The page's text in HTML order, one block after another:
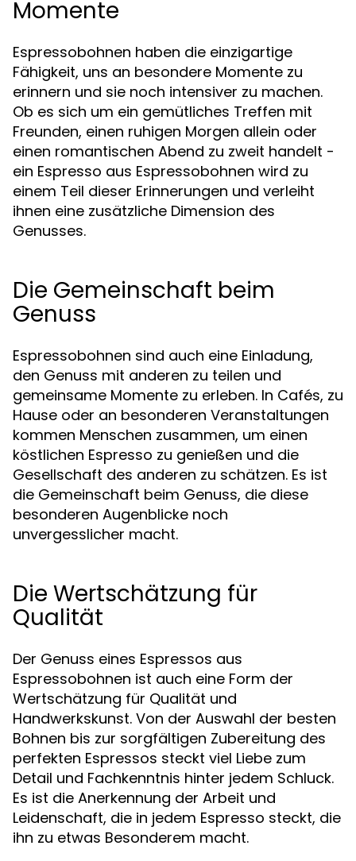
Momente
Espressobohnen haben die einzigartige
Fähigkeit, uns an besondere Momente zu
erinnern und sie noch intensiver zu machen.
Ob es sich um ein gemütliches Treffen mit
Freunden, einen ruhigen Morgen allein oder
einen romantischen Abend zu zweit handelt -
ein Espresso aus Espressobohnen wird zu
einem Teil dieser Erinnerungen und verleiht
ihnen eine zusätzliche Dimension des
Genusses.
Die Gemeinschaft beim
Genuss
Espressobohnen sind auch eine Einladung,
den Genuss mit anderen zu teilen und
gemeinsame Momente zu erleben. In Cafés, zu
Hause oder an besonderen Veranstaltungen
kommen Menschen zusammen, um einen
köstlichen Espresso zu genießen und die
Gesellschaft des anderen zu schätzen. Es ist
die Gemeinschaft beim Genuss, die diese
besonderen Augenblicke noch
unvergesslicher macht.
Die Wertschätzung für
Qualität
Der Genuss eines Espressos aus
Espressobohnen ist auch eine Form der
Wertschätzung für Qualität und
Handwerkskunst. Von der Auswahl der besten
Bohnen bis zur sorgfältigen Zubereitung des
perfekten Espressos steckt viel Liebe zum
Detail und Fachkenntnis hinter jedem Schluck.
Es ist die Anerkennung der Arbeit und
Leidenschaft, die in jedem Espresso steckt, die
ihn zu etwas Besonderem macht.